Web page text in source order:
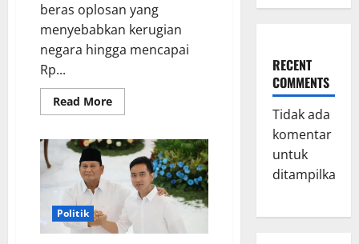
beras oplosan yang
menyebabkan kerugian
negara hingga mencapai
Rp...
Read MoreRead
more
Minta
Pengusaha
Nakal
Kembalikan
Kerugian
Akibat
Beras
Oplosan
Rp
Politik
RECENT
COMMENTS
Tidak ada
komentar
untuk
ditampilkan.